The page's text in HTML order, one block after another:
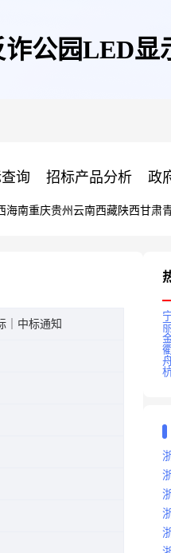
公园LED显
询 招标产品分析 政
海南重庆贵州 云南西藏陕西甘肃
｜中标通知